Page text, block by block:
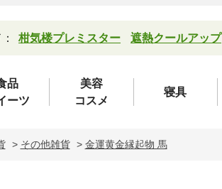
柑気楼プレミスター 遮熱クールアップ
品
ーツ
美容
コスメ
寝具
> その他雑貨 > 金運黄金縁起物 馬